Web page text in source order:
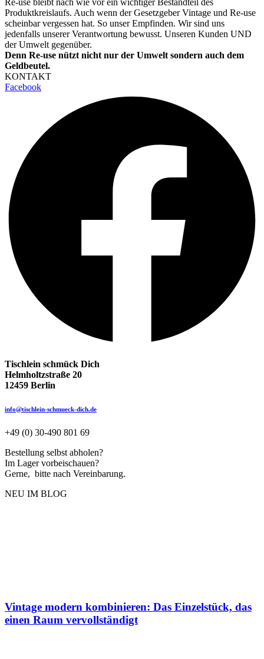
Produktkreislaufs. Auch wenn der Gesetzgeber Vintage und Re-use
scheinbar vergessen hat. So unser Empfinden. Wir sind uns
jedenfalls unserer Verantwortung bewusst. Unseren Kunden UND
der Umwelt gegenüber.
Denn Re-use nützt nicht nur der Umwelt sondern auch dem
Geldbeutel.
KONTAKT
Facebook
Tischlein schmück Dich
Helmholtzstraße 20
12459 Berlin
info@tischlein-schmueck-dich.de
+49 (0) 30-490 801 69
Bestellung selbst abholen?
Im Lager vorbeischauen?
Gerne, bitte nach Vereinbarung.
NEU IM BLOG
Vintage modern kombinieren: Das Einzelstück, das
einen Raum vervollständigt